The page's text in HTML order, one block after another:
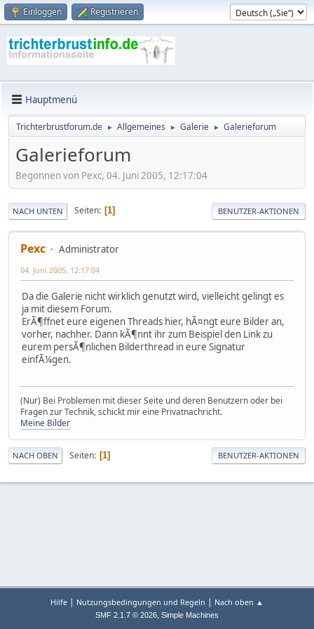
Einloggen Registrieren
Hauptmenü
Trichterbrustforum.de ► Allgemeines ► Galerie ► Galerieforum
Galerieforum
Begonnen von Pexc, 04. Juni 2005, 12:17:04
NACH UNTEN Seiten 1 BENUTZER-AKTIONEN
Pexc Administrator
04. Juni 2005, 12:17:04
Da die Galerie nicht wirklich genutzt wird, vielleicht gelingt es
ja mit diesem Forum.
ErÃ¶ffnet eure eigenen Threads hier, hÃ¤ngt eure Bilder an,
vorher, nachher. Dann kÃ¶nnt ihr zum Beispiel den Link zu
eurem persÃ¶nlichen Bilderthread in eure Signatur
einfÃ¼gen.
(Nur) Bei Problemen mit dieser Seite und deren Benutzern oder bei
Fragen zur Technik, schickt mir eine Privatnachricht.
Meine Bilder
NACH OBEN Seiten 1 BENUTZER-AKTIONEN
Hilfe | Nutzungsbedingungen und Regeln | Nach oben ▲
SMF 2.1.7 © 2026, Simple Machines